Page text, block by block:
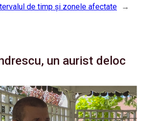
de timp și zonele afectate
→
un aurist deloc